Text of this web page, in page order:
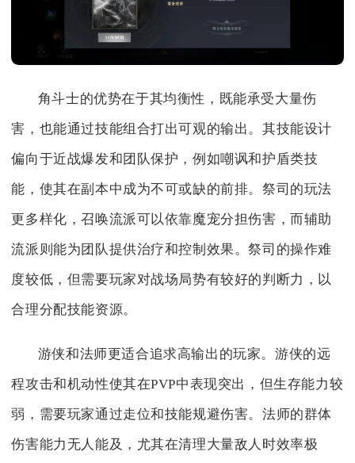
角斗士的优势在于其均衡性，既能承受大量伤
害，也能通过技能组合打出可观的输出。其技能设计
偏向于近战爆发和团队保护，例如嘲讽和护盾类技
能，使其在副本中成为不可或缺的前排。祭司的玩法
更多样化，召唤流派可以依靠魔宠分担伤害，而辅助
流派则能为团队提供治疗和控制效果。祭司的操作难
度较低，但需要玩家对战场局势有较好的判断力，以
合理分配技能资源。
游侠和法师更适合追求高输出的玩家。游侠的远
程攻击和机动性使其在PVP中表现突出，但生存能力较
弱，需要玩家通过走位和技能规避伤害。法师的群体
伤害能力无人能及，尤其在清理大量敌人时效率极